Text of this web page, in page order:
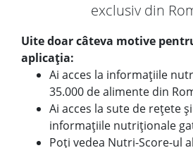
exclusiv din
Uite doar câteva motive
aplicația:
Ai acces la informațiile
35.000 de alimente din
Ai acces la sute de rețete
informațiile nutriționale
Poți vedea Nutri-Score-ul